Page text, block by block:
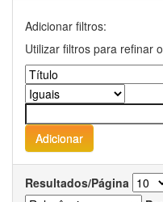
Adicionar filtros:
Utilizar filtros para refinar
Resultados/Página